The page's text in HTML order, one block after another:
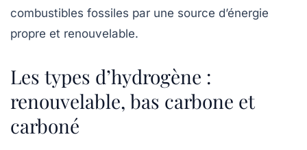
combustibles fossiles par une source d’énergie
propre et renouvelable.
Les types d’hydrogène :
renouvelable, bas carbone et
carboné